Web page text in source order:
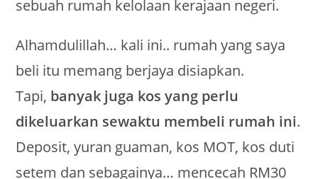
sebuah rumah kelolaan kerajaan negeri.
Alhamdulillah… kali ini.. rumah yang saya
beli itu memang berjaya disiapkan.
Tapi, banyak juga kos yang perlu
dikeluarkan sewaktu membeli rumah ini.
Deposit, yuran guaman, kos MOT, kos duti
setem dan sebagainya… mencecah RM30